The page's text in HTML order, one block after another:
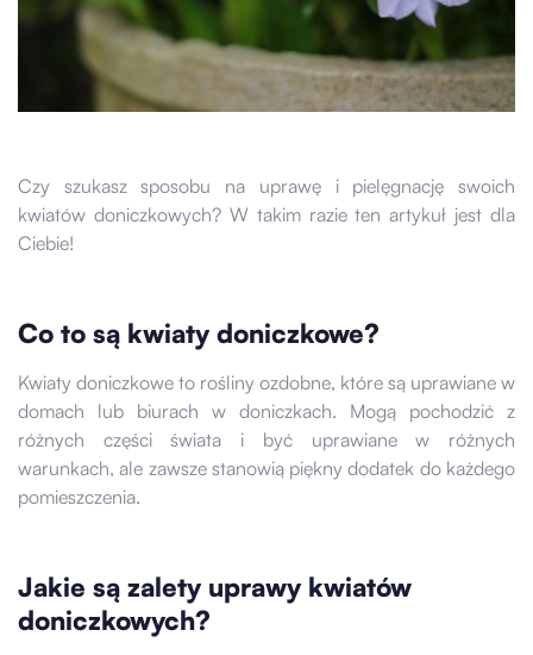
Czy szukasz sposobu na uprawę i pielęgnację swoich
kwiatów doniczkowych? W takim razie ten artykuł jest dla
Ciebie!
Co to są kwiaty doniczkowe?
Kwiaty doniczkowe to rośliny ozdobne, które są uprawiane w
domach lub biurach w doniczkach. Mogą pochodzić z
różnych części świata i być uprawiane w różnych
warunkach, ale zawsze stanowią piękny dodatek do każdego
pomieszczenia.
Jakie są zalety uprawy kwiatów
doniczkowych?